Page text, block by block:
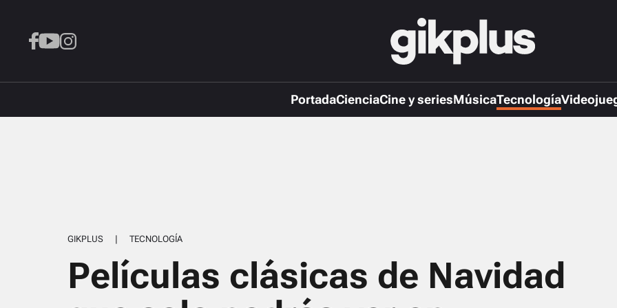
PortadaCienciaCine y seriesMúsicaTecnología
GIKPLUS | TECNOLOGÍA
Películas clásicas de Navidad